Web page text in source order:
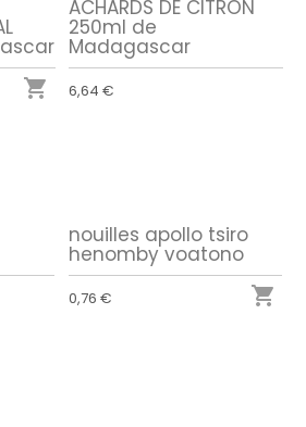

ACHARDS DE CITRON
250ml de
Madagascar
6,64 €
nouilles apollo tsiro
henomby voatono
0,76 € 